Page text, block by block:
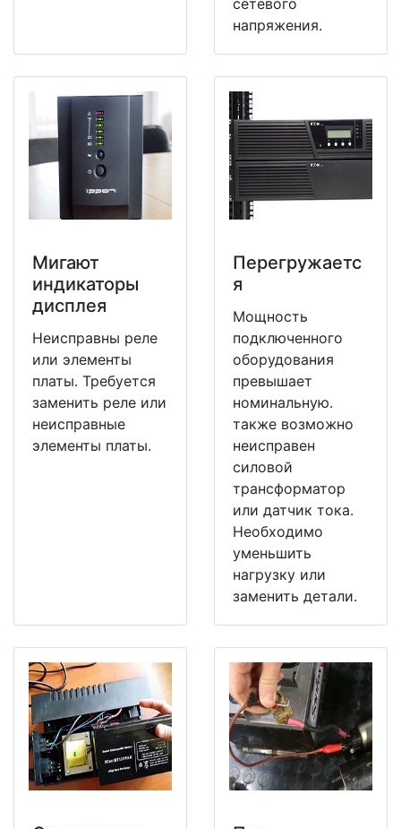
напряжения.
Мигают
индикаторы
дисплея
Неисправны реле
или элементы
платы. Требуется
заменить реле или
неисправные
элементы платы.
Перегружаетс
я
Мощность
подключенного
оборудования
превышает
номинальную.
также возможно
неисправен
силовой
трансформатор
или датчик тока.
Необходимо
уменьшить
нагрузку или
заменить детали.